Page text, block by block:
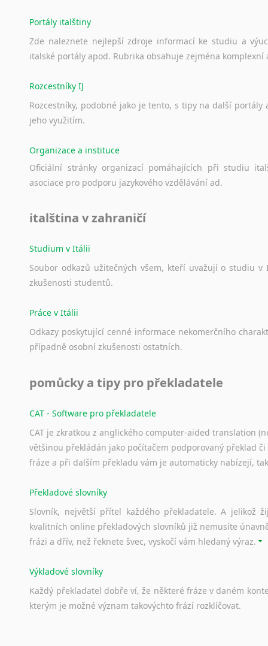
Portály italštiny
Zde naleznete nejlepší zdroje informací ke studiu a
italské portály apod. Rubrika obsahuje zejména komplexní
Rozcestníky IJ
Rozcestníky, podobné jako je tento, s tipy na další portály
jeho využitím.
Organizace a instituce
Oficiální stránky organizací pomáhajících při studiu
asociace pro podporu jazykového vzdělávání ad.
italština v zahraničí
Studium v Itálii
Soubor odkazů užitečných všem, kteří uvažují o studiu v
zkušenosti studentů.
Práce v Itálii
Odkazy poskytující cenné informace nekomerčního
případně osobní zkušenosti ostatních.
pomůcky a tipy pro překladatele
CAT - Software pro překladatele
CAT je zkratkou z anglického computer-aided translation
většinou překládán jako počítačem podporovaný překlad
fráze a při dalším překladu vám je automaticky nabízejí,
Překladové slovníky
Slovník, největší přítel každého překladatele. A jelikož
kvalitních online překladových slovníků již nemusíte
frázi a dřív, než řeknete švec, vyskočí vám hledaný výraz.
Výkladové slovníky
Každý překladatel dobře ví, že některé fráze v daném
kterým je možné význam takovýchto frází rozklíčovat.